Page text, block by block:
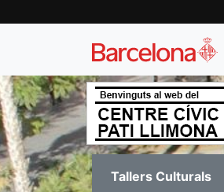
Tallers Culturals